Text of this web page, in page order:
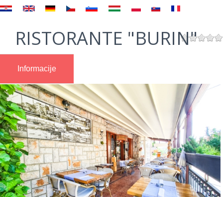
here
RISTORANTE "BURIN"
Informacije